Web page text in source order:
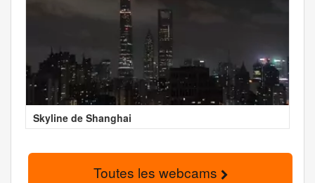
Skyline de Shanghai
Toutes les webcams